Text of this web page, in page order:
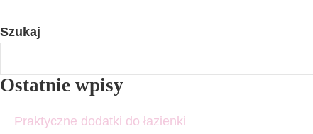
Szukaj
Ostatnie wpisy
Praktyczne dodatki do łazienki